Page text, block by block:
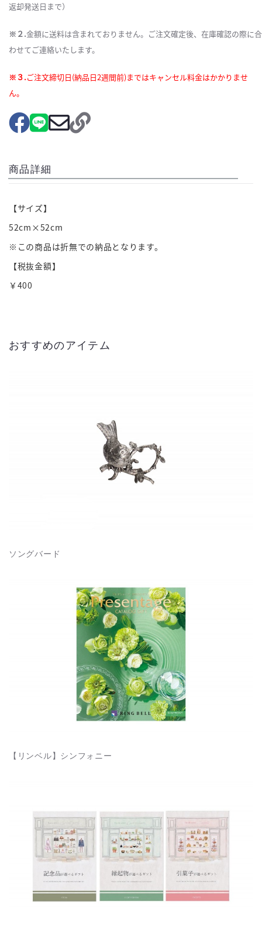
返却発送日まで）
※２.金額に送料は含まれておりません。ご注文確定後、在庫確認の際に合
わせてご連絡いたします。
※３.ご注文締切日(納品日2週間前)まではキャンセル料金はかかりませ
ん。
商品詳細
【サイズ】
52cm×52cm
※この商品は折無での納品となります。
【税抜金額】
￥400
おすすめのアイテム
ソングバード
【リンベル】シンフォニー